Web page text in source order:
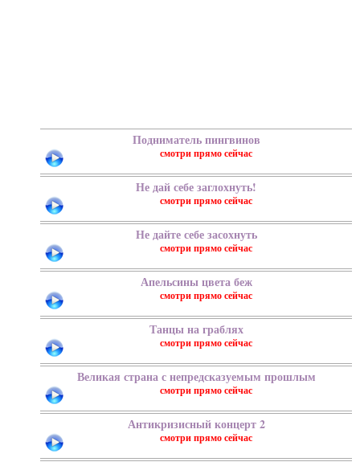
Подниматель пингвинов
Не дай себе заглохнуть!
Не дайте себе засохнуть
Апельсины цвета беж
Танцы на граблях
Великая страна с непредсказуемым прошлым
Антикризисный концерт 2